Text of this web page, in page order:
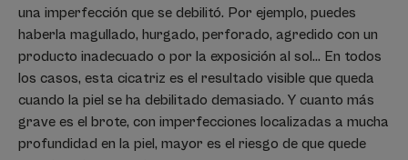
una imperfección que se debilitó. Por ejemplo, puedes
haberla magullado, hurgado, perforado, agredido con un
producto inadecuado o por la exposición al sol... En todos
los casos, esta cicatriz es el resultado visible que queda
cuando la piel se ha debilitado demasiado. Y cuanto más
grave es el brote, con imperfecciones localizadas a mucha
profundidad en la piel, mayor es el riesgo de que quede